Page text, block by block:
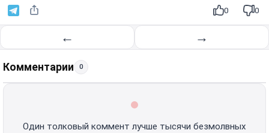
0 0
← →
Комментарии 0
Один толковый коммент лучше тысячи безмолвных